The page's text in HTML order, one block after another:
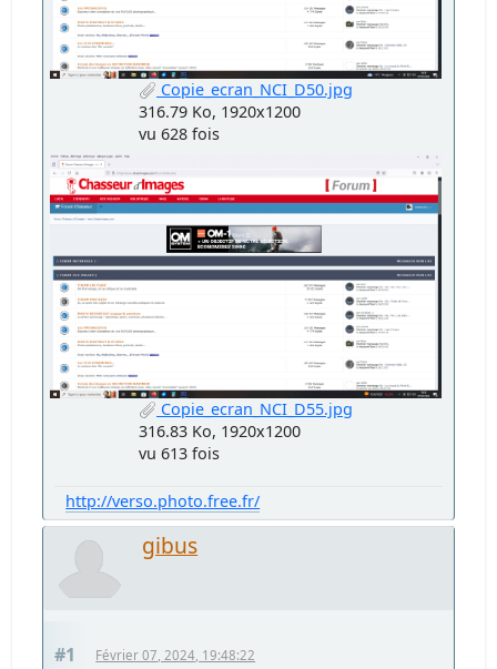
Copie_ecran_NCI_D50.jpg
316.79 Ko, 1920x1200
vu 628 fois
Copie_ecran_NCI_D55.jpg
316.83 Ko, 1920x1200
vu 613 fois
http://verso.photo.free.fr/
gibus
#1 Février 07, 2024, 19:48:22